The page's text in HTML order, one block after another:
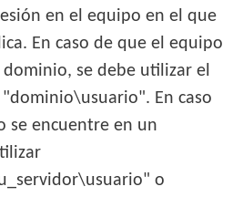
en el equipo en el que
En caso de que el equipo
se debe utilizar el
En caso
se encuentre en un
o